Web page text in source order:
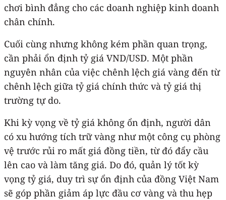
chơi bình đẳng cho các doanh nghiệp kinh doanh
chân chính.
Cuối cùng nhưng không kém phần quan trọng,
cần phải ổn định tỷ giá VND/USD. Một phần
nguyên nhân của việc chênh lệch giá vàng đến từ
chênh lệch giữa tỷ giá chính thức và tỷ giá thị
trường tự do.
Khi kỳ vọng về tỷ giá không ổn định, người dân
có xu hướng tích trữ vàng như một công cụ phòng
vệ trước rủi ro mất giá đồng tiền, từ đó đẩy cầu
lên cao và làm tăng giá. Do đó, quản lý tốt kỳ
vọng tỷ giá, duy trì sự ổn định của đồng Việt Nam
sẽ góp phần giảm áp lực đầu cơ vàng và thu hẹp